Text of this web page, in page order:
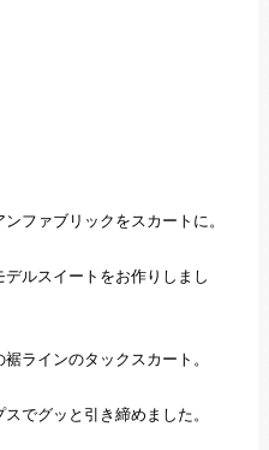
ファブリックをスカートに。
ルスイートをお作りしまし
ラインのタックスカート。
でグッと引き締めました。